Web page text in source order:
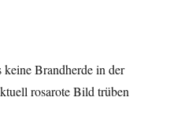
Brandherde in der
rosarote Bild trüben